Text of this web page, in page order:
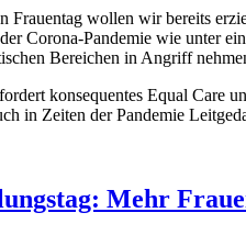
Frauentag wollen wir bereits
Corona-Pandemie wie unter
Bereichen in Angriff
konsequentes Equal Care
in Zeiten der Pandemie
Mehr